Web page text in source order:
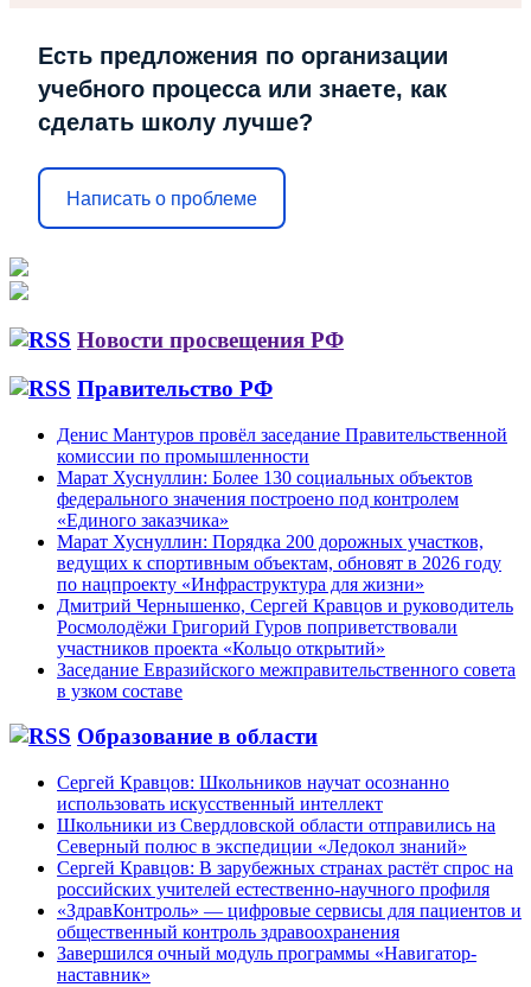
Есть предложения по организации
учебного процесса или знаете, как
сделать школу лучше?
Написать о проблеме
Новости просвещения РФ
Правительство РФ
Денис Мантуров провёл заседание Правительственной
комиссии по промышленности
Марат Хуснуллин: Более 130 социальных объектов
федерального значения построено под контролем
«Единого заказчика»
Марат Хуснуллин: Порядка 200 дорожных участков,
ведущих к спортивным объектам, обновят в 2026 году
по нацпроекту «Инфраструктура для жизни»
Дмитрий Чернышенко, Сергей Кравцов и руководитель
Росмолодёжи Григорий Гуров поприветствовали
участников проекта «Кольцо открытий»
Заседание Евразийского межправительственного совета
в узком составе
Образование в области
Сергей Кравцов: Школьников научат осознанно
использовать искусственный интеллект
Школьники из Свердловской области отправились на
Северный полюс в экспедиции «Ледокол знаний»
Сергей Кравцов: В зарубежных странах растёт спрос на
российских учителей естественно-научного профиля
«ЗдравКонтроль» — цифровые сервисы для пациентов и
общественный контроль здравоохранения
Завершился очный модуль программы «Навигатор-
наставник»